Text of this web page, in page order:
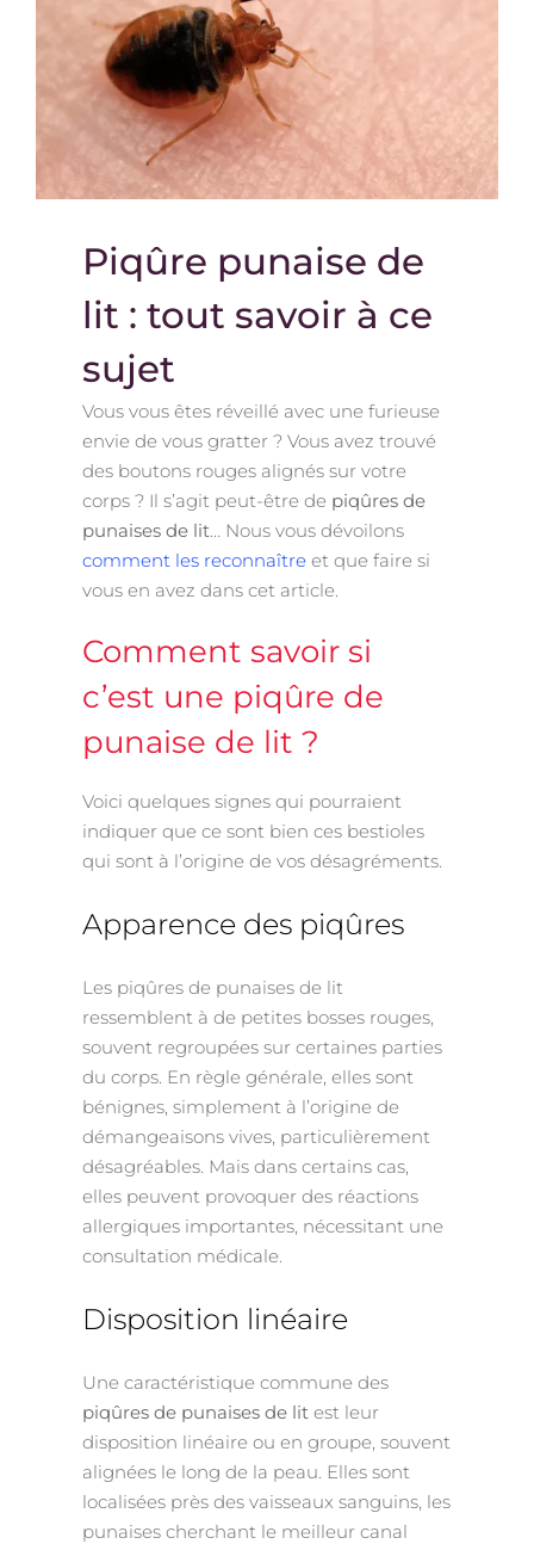
Piqûre punaise de
lit : tout savoir à ce
sujet
Vous vous êtes réveillé avec une furieuse
envie de vous gratter ? Vous avez trouvé
des boutons rouges alignés sur votre
corps ? Il s’agit peut-être depiqûres de
punaises de lit… Nous vous dévoilons
comment les reconnaîtreet que faire si
vous en avez dans cet article.
Comment savoir si
c’est une piqûre de
punaise de lit ?
Voici quelques signes qui pourraient
indiquer que ce sont bien ces bestioles
qui sont à l’origine de vos désagréments.
Apparence des piqûres
Les piqûres de punaises de lit
ressemblent à de petites bosses rouges,
souvent regroupées sur certaines parties
du corps. En règle générale, elles sont
bénignes, simplement à l’origine de
démangeaisons vives, particulièrement
désagréables. Mais dans certains cas,
elles peuvent provoquer des réactions
allergiques importantes, nécessitant une
consultation médicale.
Disposition linéaire
Une caractéristique commune des
piqûres de punaises de lit est leur
disposition linéaire ou en groupe, souvent
alignées le long de la peau. Elles sont
localisées près des vaisseaux sanguins, les
punaises cherchant le meilleur canal